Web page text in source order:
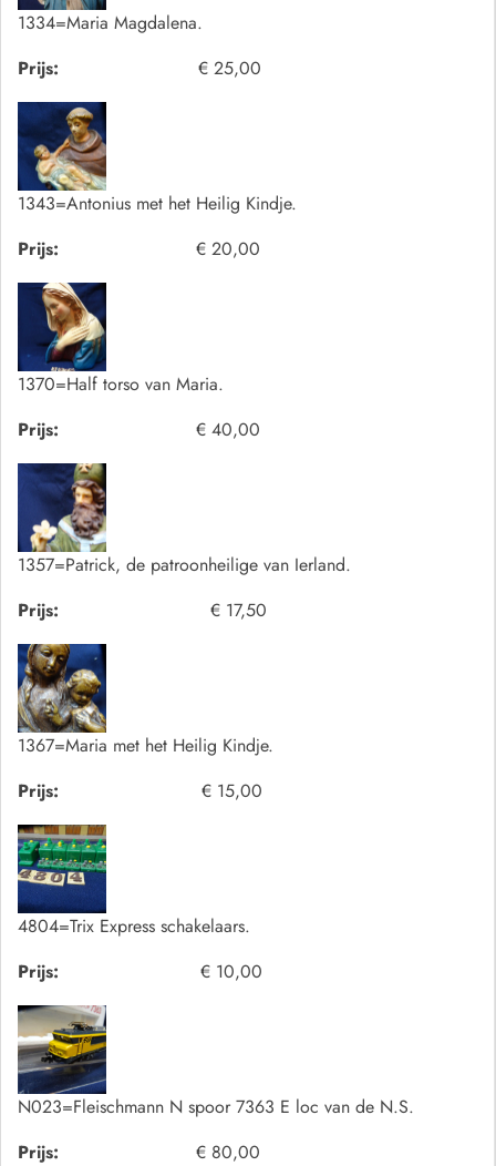
1334=Maria Magdalena.
Prijs:
€ 25,00
1343=Antonius met het Heilig Kindje.
Prijs:
€ 20,00
1370=Half torso van Maria.
Prijs:
€ 40,00
1357=Patrick, de patroonheilige van Ierland.
Prijs:
€ 17,50
1367=Maria met het Heilig Kindje.
Prijs:
€ 15,00
4804=Trix Express schakelaars.
Prijs:
€ 10,00
N023=Fleischmann N spoor 7363 E loc van de N.S.
Prijs:
€ 80,00